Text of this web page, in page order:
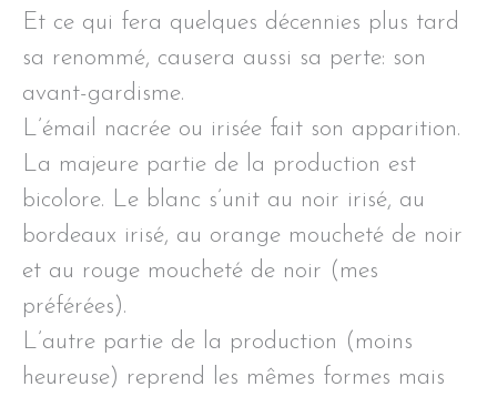
Et ce qui fera quelques décennies plus tard
sa renommé, causera aussi sa perte: son
avant-gardisme.
L’émail nacrée ou irisée fait son apparition.
La majeure partie de la production est
bicolore. Le blanc s’unit au noir irisé, au
bordeaux irisé, au orange moucheté de noir
et au rouge moucheté de noir (mes
préférées).
L’autre partie de la production (moins
heureuse) reprend les mêmes formes mais